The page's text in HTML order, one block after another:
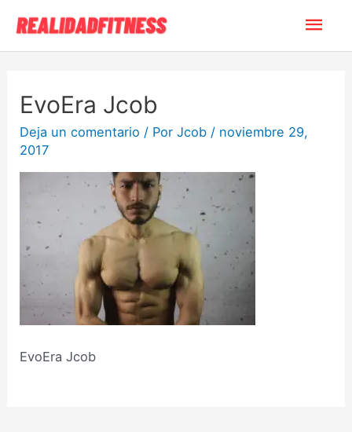
EvoEra Jcob
Deja un comentario / PorJcob / noviembre 29,
2017
EvoEra Jcob